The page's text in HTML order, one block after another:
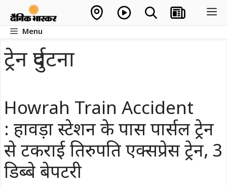
contentMenu
ट्रेन दुर्घटना
Howrah Train Accident
: हावड़ा स्टेशन के पास पार्सल ट्रेन
से टकराई तिरुपति एक्सप्रेस ट्रेन, 3
डिब्बे बेपटरी